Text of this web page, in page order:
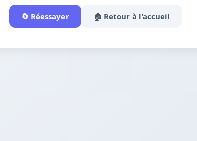
🔄 Réessayer 🏠 Retour à l'accueil